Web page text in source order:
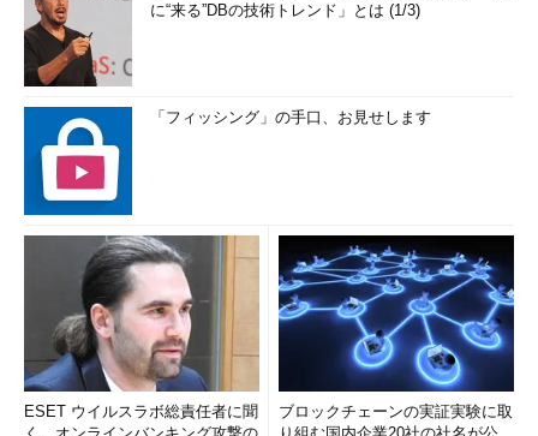
に“来る”DBの技術トレンド」とは (1/3)
「フィッシング」の手口、お見せします
ESET ウイルスラボ総責任者に聞
ブロックチェーンの実証実験に取